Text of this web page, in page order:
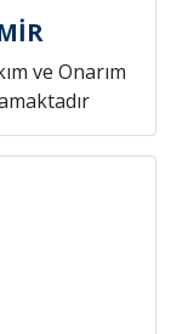
ve Onarım